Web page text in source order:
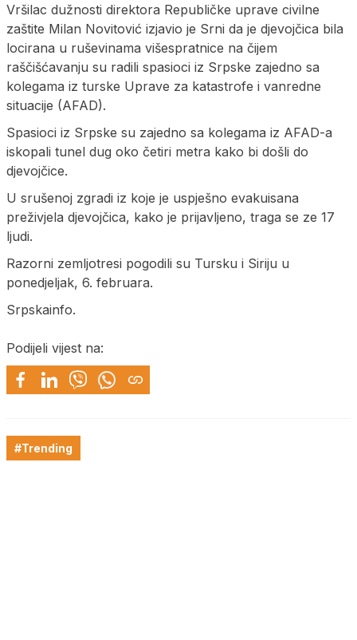
Vršilac dužnosti direktora Republičke uprave civilne
zaštite Milan Novitović izjavio je Srni da je djevojčica bila
locirana u ruševinama višespratnice na čijem
raščišćavanju su radili spasioci iz Srpske zajedno sa
kolegama iz turske Uprave za katastrofe i vanredne
situacije (AFAD).
Spasioci iz Srpske su zajedno sa kolegama iz AFAD-a
iskopali tunel dug oko četiri metra kako bi došli do
djevojčice.
U srušenoj zgradi iz koje je uspješno evakuisana
preživjela djevojčica, kako je prijavljeno, traga se ze 17
ljudi.
Razorni zemljotresi pogodili su Tursku i Siriju u
ponedjeljak, 6. februara.
Srpskainfo.
Podijeli vijest na:
#Trending